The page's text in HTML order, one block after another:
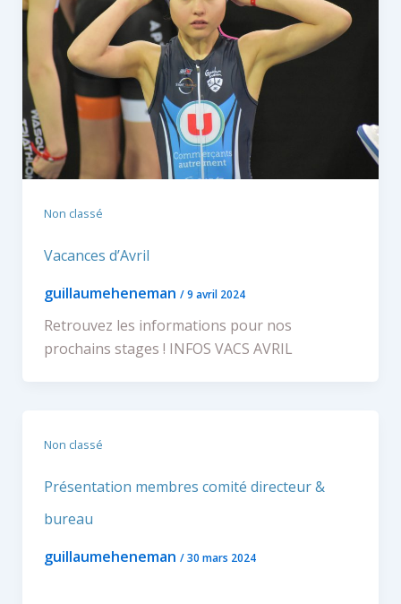
Non classé
Vacances d’Avril
guillaumeheneman /9 avril 2024
Retrouvez les informations pour nos
prochains stages ! INFOS VACS AVRIL
Non classé
Présentation membres comité directeur &
bureau
guillaumeheneman /30 mars 2024